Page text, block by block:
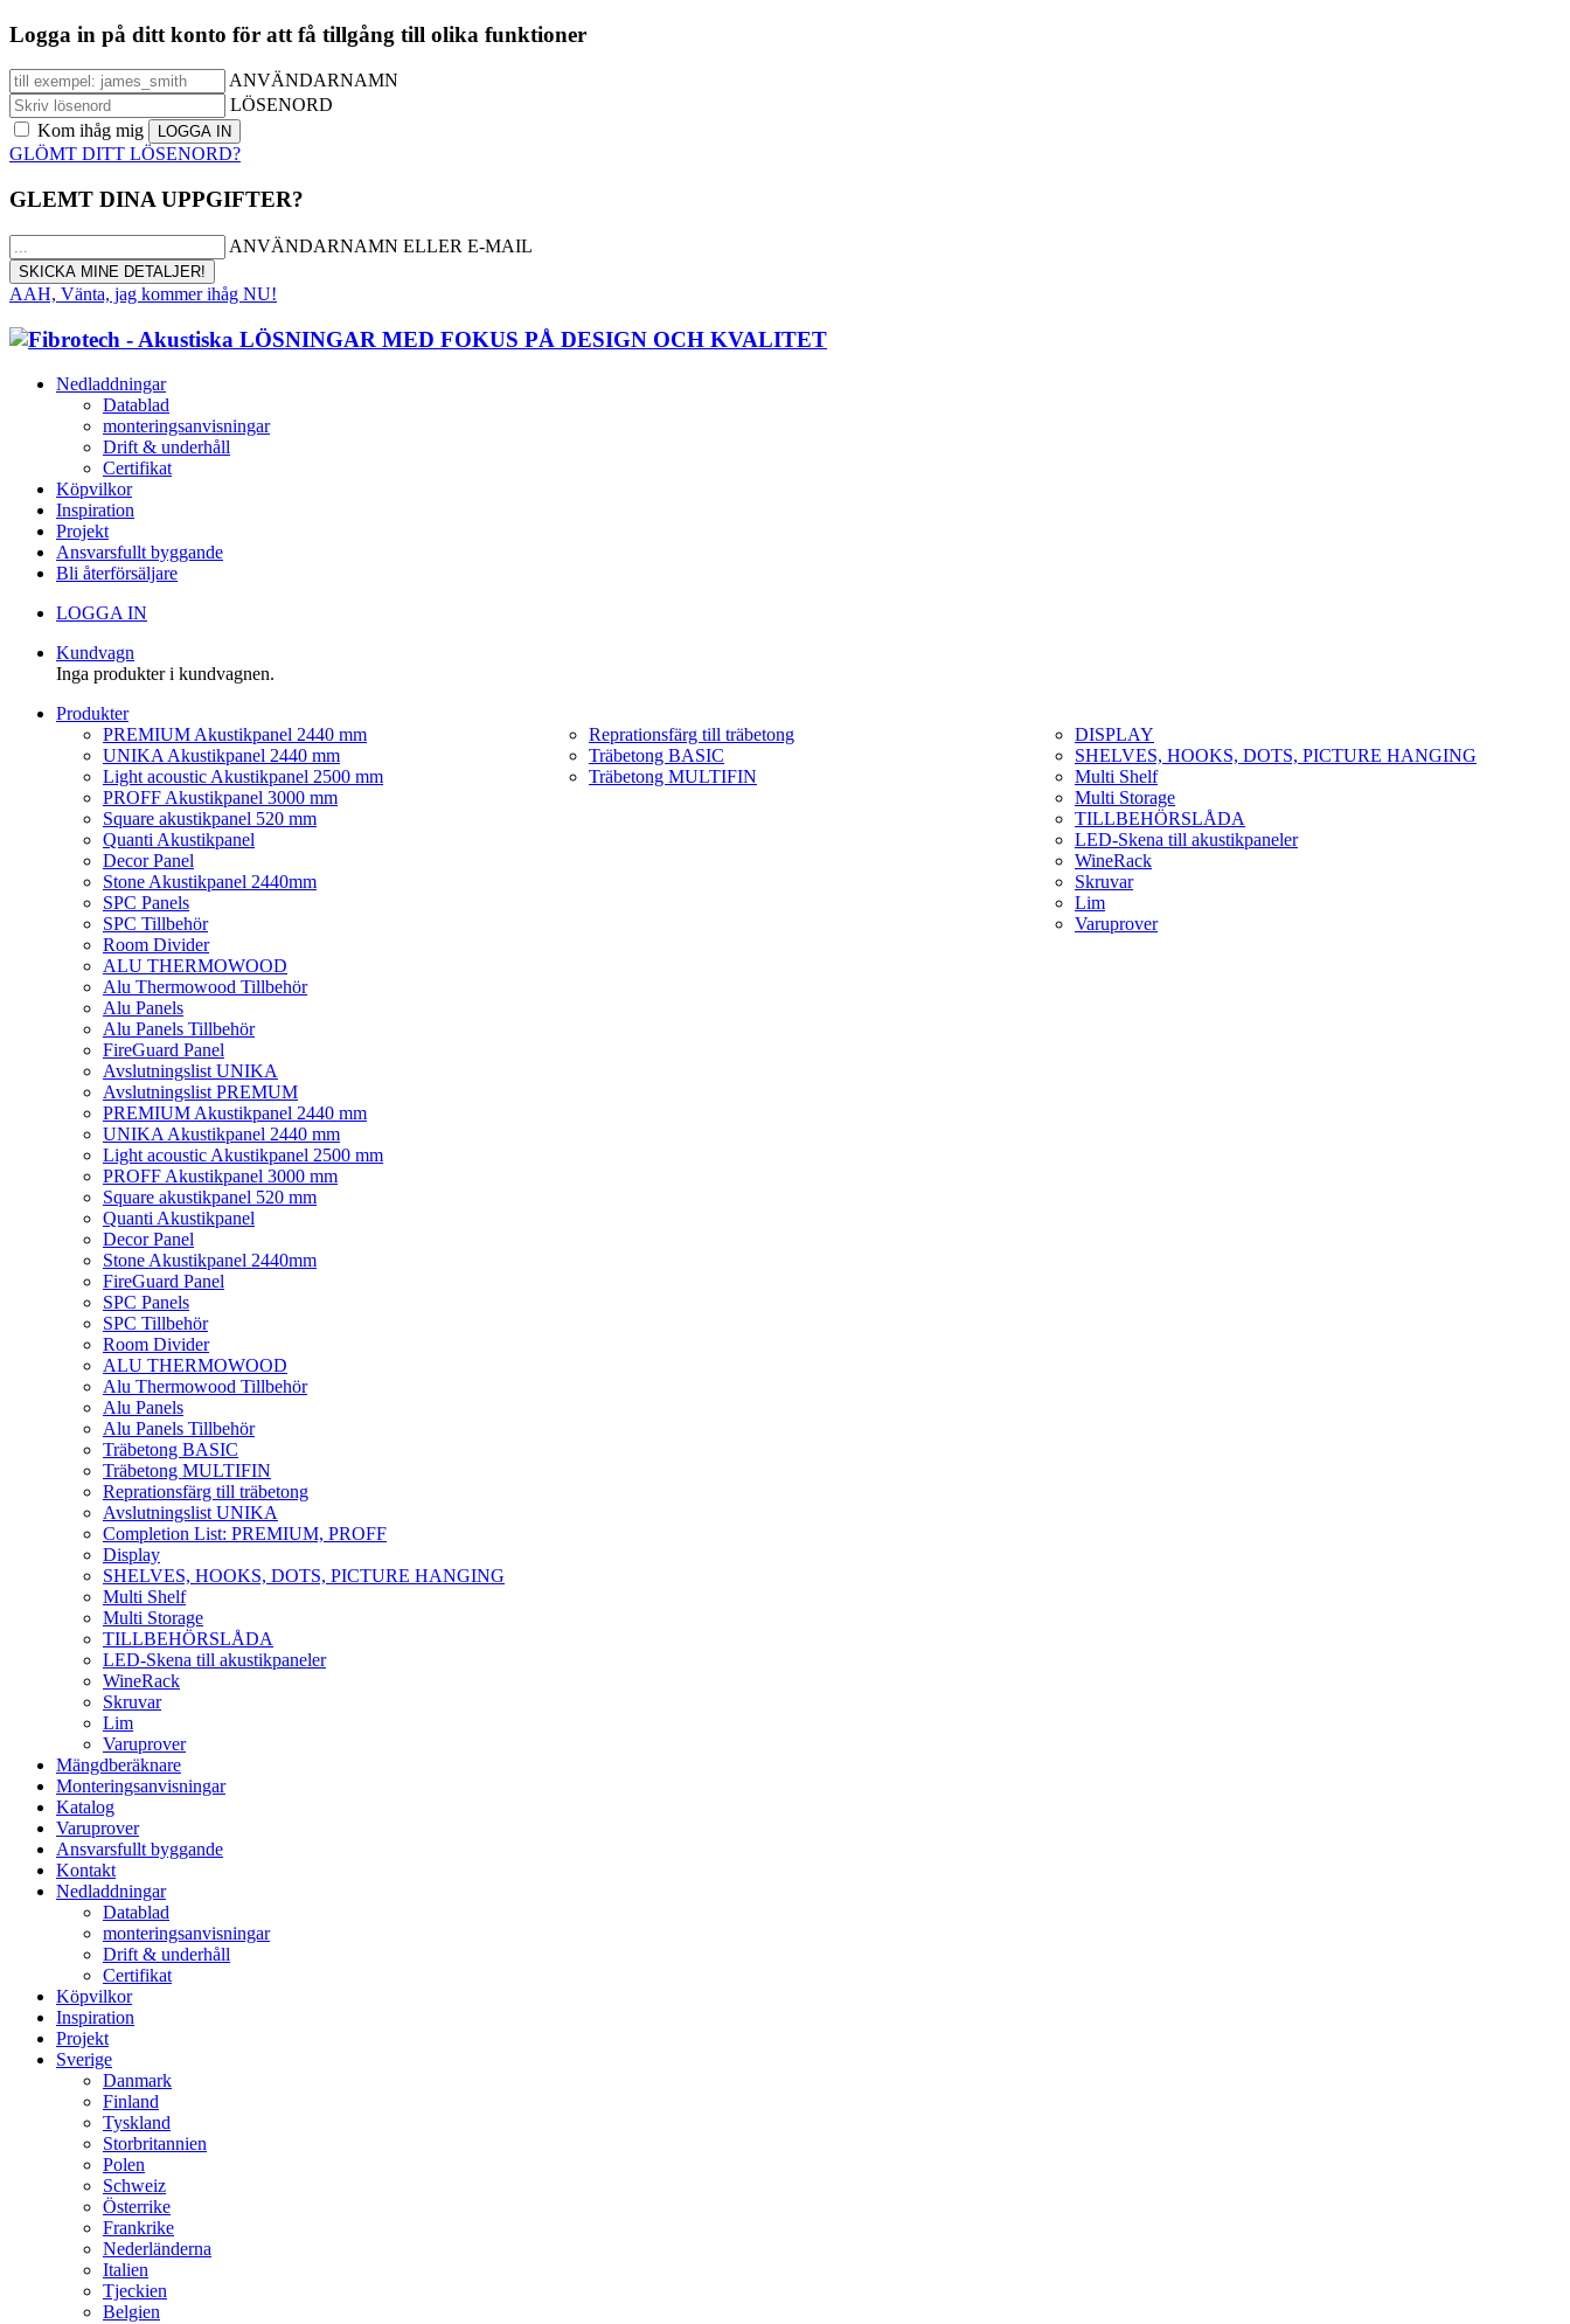
Logga in på ditt konto för att få tillgång till olika funktioner
ANVÄNDARNAMN
LÖSENORD
Kom ihåg mig
GLÖMT DITT LÖSENORD?
GLEMT DINA UPPGIFTER?
ANVÄNDARNAMN ELLER E-MAIL
AAH, Vänta, jag kommer ihåg NU!
Nedladdningar
Datablad
monteringsanvisningar
Drift & underhåll
Certifikat
Köpvilkor
Inspiration
Projekt
Ansvarsfullt byggande
Bli återförsäljare
LOGGA IN
Kundvagn
Inga produkter i kundvagnen.
Produkter
PREMIUM Akustikpanel 2440 mm
UNIKA Akustikpanel 2440 mm
Light acoustic Akustikpanel 2500 mm
PROFF Akustikpanel 3000 mm
Square akustikpanel 520 mm
Quanti Akustikpanel
Decor Panel
Stone Akustikpanel 2440mm
SPC Panels
SPC Tillbehör
Room Divider
ALU THERMOWOOD
Alu Thermowood Tillbehör
Alu Panels
Alu Panels Tillbehör
FireGuard Panel
Avslutningslist UNIKA
Avslutningslist PREMUM
Reprationsfärg till träbetong
Träbetong BASIC
Träbetong MULTIFIN
DISPLAY
SHELVES, HOOKS, DOTS, PICTURE HANGING
Multi Shelf
Multi Storage
TILLBEHÖRSLÅDA
LED-Skena till akustikpaneler
WineRack
Skruvar
Lim
Varuprover
PREMIUM Akustikpanel 2440 mm
UNIKA Akustikpanel 2440 mm
Light acoustic Akustikpanel 2500 mm
PROFF Akustikpanel 3000 mm
Square akustikpanel 520 mm
Quanti Akustikpanel
Decor Panel
Stone Akustikpanel 2440mm
FireGuard Panel
SPC Panels
SPC Tillbehör
Room Divider
ALU THERMOWOOD
Alu Thermowood Tillbehör
Alu Panels
Alu Panels Tillbehör
Träbetong BASIC
Träbetong MULTIFIN
Reprationsfärg till träbetong
Avslutningslist UNIKA
Completion List: PREMIUM, PROFF
Display
SHELVES, HOOKS, DOTS, PICTURE HANGING
Multi Shelf
Multi Storage
TILLBEHÖRSLÅDA
LED-Skena till akustikpaneler
WineRack
Skruvar
Lim
Varuprover
Mängdberäknare
Monteringsanvisningar
Katalog
Varuprover
Ansvarsfullt byggande
Kontakt
Nedladdningar
Datablad
monteringsanvisningar
Drift & underhåll
Certifikat
Köpvilkor
Inspiration
Projekt
Sverige
Danmark
Finland
Tyskland
Storbritannien
Polen
Schweiz
Österrike
Frankrike
Nederländerna
Italien
Tjeckien
Belgien